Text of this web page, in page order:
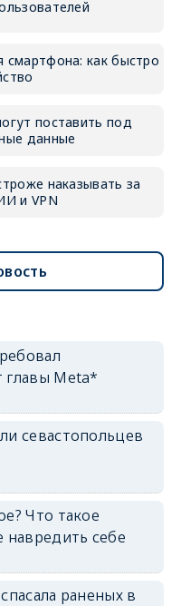
смартфона: как быстро
поставить под
данные
наказывать за
и VPN
главы Meta*
севастопольцев
Что такое
навредить себе
раненых в